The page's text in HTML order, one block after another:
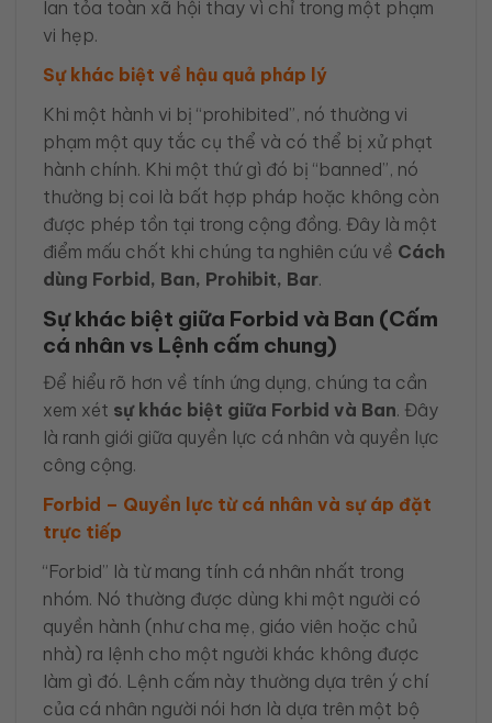
lan tỏa toàn xã hội thay vì chỉ trong một phạm
vi hẹp.
Sự khác biệt về hậu quả pháp lý
Khi một hành vi bị “prohibited”, nó thường vi
phạm một quy tắc cụ thể và có thể bị xử phạt
hành chính. Khi một thứ gì đó bị “banned”, nó
thường bị coi là bất hợp pháp hoặc không còn
được phép tồn tại trong cộng đồng. Đây là một
điểm mấu chốt khi chúng ta nghiên cứu về Cách
dùng Forbid, Ban, Prohibit, Bar.
Sự khác biệt giữa Forbid và Ban (Cấm
cá nhân vs Lệnh cấm chung)
Để hiểu rõ hơn về tính ứng dụng, chúng ta cần
xem xét sự khác biệt giữa Forbid và Ban. Đây
là ranh giới giữa quyền lực cá nhân và quyền lực
công cộng.
Forbid – Quyền lực từ cá nhân và sự áp đặt
trực tiếp
“Forbid” là từ mang tính cá nhân nhất trong
nhóm. Nó thường được dùng khi một người có
quyền hành (như cha mẹ, giáo viên hoặc chủ
nhà) ra lệnh cho một người khác không được
làm gì đó. Lệnh cấm này thường dựa trên ý chí
của cá nhân người nói hơn là dựa trên một bộ